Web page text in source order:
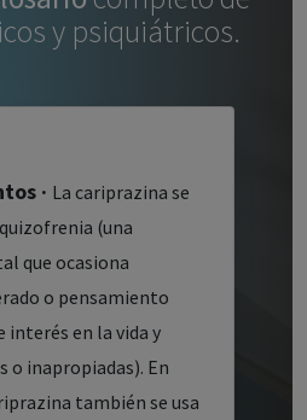
y psiquiátricos.
· La cariprazina se
(una
que ocasiona
o pensamiento
interés en la vida y
o inapropiadas). En
también se usa